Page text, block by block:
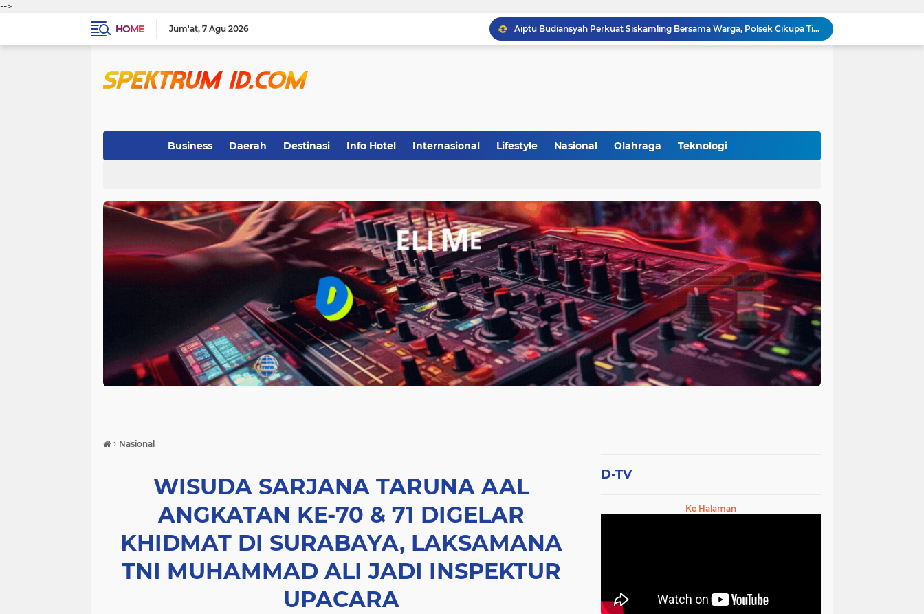
-->
HOME
Jum'at 7 Agu 2026
Aiptu Budiansyah Perkuat Siskamling Bersama Warga, Polsek Cikupa Tingkatkan Sinergi Jaga Kamtibmas
Polsek Cikupa Intensifkan Patroli Ops Cipkon KRYD, Antisipasi Gangguan Kamtibmas di Kawasan Citra Raya
Bhabinkamtibmas Polsek Cikupa Dorong Semangat Warga Lewat Program Polisi Peduli Pengangguran di Desa Cibadak
Business Daerah Destinasi Info Hotel Internasional Lifestyle Nasional Olahraga Teknologi
› Nasional
WISUDA SARJANA TARUNA AAL
ANGKATAN KE-70 & 71 DIGELAR
KHIDMAT DI SURABAYA, LAKSAMANA
TNI MUHAMMAD ALI JADI INSPEKTUR
UPACARA
D-TV
Ke Halaman